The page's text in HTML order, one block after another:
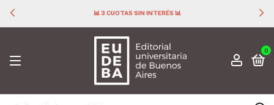
📊 3 CUOTAS SIN INTERÉS 📊
0